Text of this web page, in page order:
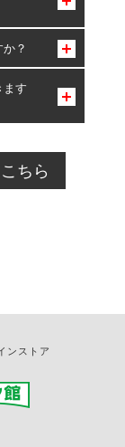
？
時にご予約が
ます
合のご予約
の店舗まで
ちら
ンストア